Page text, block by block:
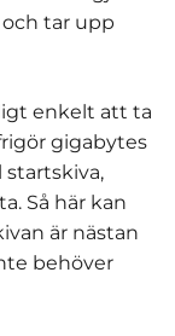
tar upp
enkelt att ta
gigabytes
Så här kan
är nästan
behöver